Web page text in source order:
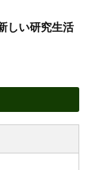
しい研究生活